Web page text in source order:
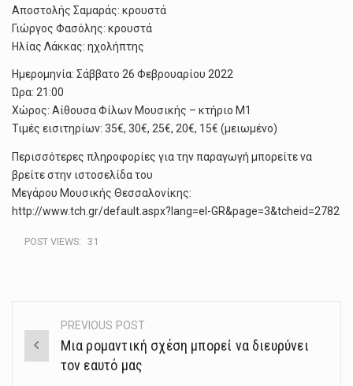
Αποστολής Σαμαράς: κρουστά
Γιώργος Φασόλης: κρουστά
Ηλίας Λάκκας: ηχολήπτης
Ημερομηνία: Σάββατο 26 Φεβρουαρίου 2022
Ώρα: 21:00
Χώρος: Αίθουσα Φίλων Μουσικής – κτήριο Μ1
Τιμές εισιτηρίων: 35€, 30€, 25€, 20€, 15€ (μειωμένο)
Περισσότερες πληροφορίες για την παραγωγή μπορείτε να
βρείτε στην ιστοσελίδα του
Μεγάρου Μουσικής Θεσσαλονίκης:
http://www.tch.gr/default.aspx?lang=el-GR&page=3&tcheid=2782
POST VIEWS: 31
Post
navigation
PREVIOUS POST
Μια ρομαντική σχέση μπορεί να διευρύνει
τον εαυτό μας